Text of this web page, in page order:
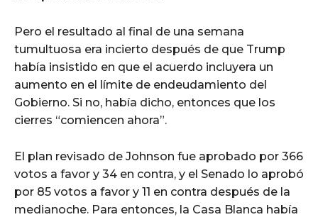
Pero el resultado al final de una semana
tumultuosa era incierto después de que Trump
había insistido en que el acuerdo incluyera un
aumento en el límite de endeudamiento del
Gobierno. Si no, había dicho, entonces que los
cierres “comiencen ahora”.
El plan revisado de Johnson fue aprobado por 366
votos a favor y 34 en contra, y el Senado lo aprobó
por 85 votos a favor y 11 en contra después de la
medianoche. Para entonces, la Casa Blanca había